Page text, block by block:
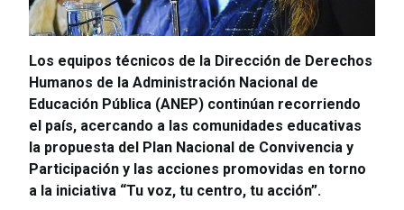
Los equipos técnicos de la Dirección de Derechos
Humanos de la Administración Nacional de
Educación Pública (ANEP) continúan recorriendo
el país, acercando a las comunidades educativas
la propuesta del Plan Nacional de Convivencia y
Participación y las acciones promovidas en torno
a la iniciativa “Tu voz, tu centro, tu acción”.